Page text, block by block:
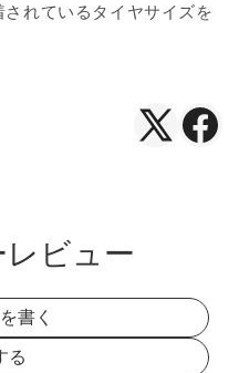
れているタイヤサイズを
X（Twitter
ビュー
書く
る